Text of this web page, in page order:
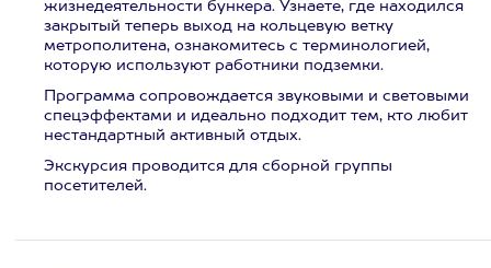
жизнедеятельности бункера. Узнаете, где находился
закрытый теперь выход на кольцевую ветку
метрополитена, ознакомитесь с терминологией,
которую используют работники подземки.
Программа сопровождается звуковыми и световыми
спецэффектами и идеально подходит тем, кто любит
нестандартный активный отдых.
Экскурсия проводится для сборной группы
посетителей.